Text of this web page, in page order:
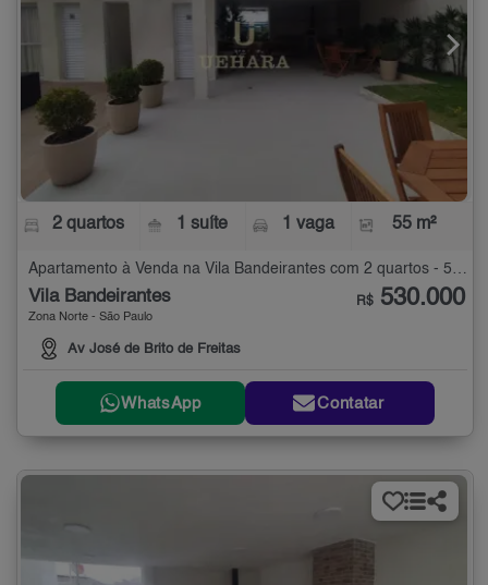
2 quartos 1 suíte 1 vaga 55 m²
Apartamento à Venda na Vila Bandeirantes com 2 quartos - 55 m²
Vila Bandeirantes
Zona Norte - São Paulo
Av José de Brito de Freitas
R$ 530.000
WhatsApp Contatar